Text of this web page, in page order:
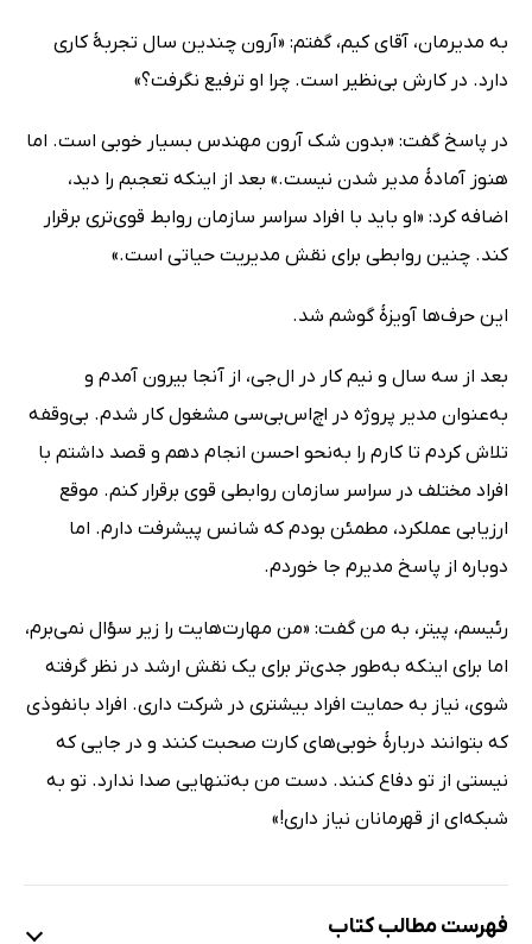
به مدیرمان، آقای کیم، گفتم: «آرون چندین سال تجربۀ کاری
دارد. در کارش بی‌نظیر است. چرا او ترفیع نگرفت؟»
در پاسخ گفت: «بدون شک آرون مهندس بسیار خوبی است. اما
هنوز آمادۀ مدیر شدن نیست.» بعد از اینکه تعجبم را دید،
اضافه کرد: «او باید با افراد سراسر سازمان روابط قوی‌تری برقرار
کند. چنین روابطی برای نقش مدیریت حیاتی است.»
این حرف‌ها‌ آویزۀ گوشم شد.
بعد از سه سال و نیم کار در ال‌جی، از آنجا بیرون آمدم و
به‌عنوان مدیر پروژه در اچ‌اس‌بی‌سی مشغول کار شدم. بی‌وقفه
تلاش کردم تا کارم را به‌نحو احسن انجام دهم و قصد داشتم با
افراد مختلف در سراسر سازمان روابطی قوی برقرار کنم. موقع
ارزیابی عملکرد، مطمئن بودم که شانس پیشرفت دارم. اما
دوباره از پاسخ مدیرم جا خوردم.
رئیسم، پیتر، به من گفت: «من مهارت‌هایت را زیر سؤال نمی‌برم،
اما برای اینکه به‌طور جدی‌تر برای یک نقش ارشد در نظر گرفته
شوی، نیاز به حمایت افراد بیشتری در شرکت داری. افراد بانفوذی
که بتوانند دربارۀ خوبی‌های کارت صحبت کنند و در جایی که
نیستی از تو دفاع کنند. دست من به‌تنهایی صدا ندارد. تو به
شبکه‌ای از قهرمانان نیاز داری!»
فهرست مطالب کتاب